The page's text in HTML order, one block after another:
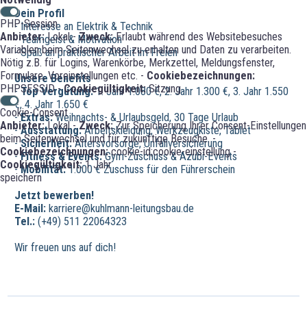
PHP-Session
Anbieter:Lokal -Zweck:Erlaubt während des Websitebesuches
Variablen beim Seitenwechsel zu erhalten und Daten zu verarbeiten.
Nötig z.B. für Logins, Warenkörbe, Merkzettel, Meldungsfenster,
Formulare, Voreinstellungen etc. - Cookiebezeichnungen:
PHPSESSID -Cookiegültigkeit:Sitzung
Cookie-Consent
Anbieter:Lokal -Zweck:Zur Speicherung Ihrer Consent-Einstellungen
beim Seitenwechsel und für zukünftige Besuche. -
Cookiebezeichnungen:cookie-id;cookie-einstellung -
Cookiegültigkeit:1 Jahr
speichern
Dein Profil
- Interesse an Elektrik & Technik
- Teamgeist & Motivation
- Spaß an praktischer Arbeit im Freien
Unsere Benefits
-Top Vergütung:1. Jahr 1.080 €, 2. Jahr 1.300 €, 3. Jahr 1.550
€, 4. Jahr 1.650 €
-Extras:Weihnachts- & Urlaubsgeld, 30 Tage Urlaub
-Ausstattung:Arbeitskleidung, Werkzeugkiste, Tablet
-Sicherheit:Altersvorsorge, Unfallversicherung
-Fitness & Events:Gym-Zuschuss & Azubi-Events
-Mobilität:1.000 € Zuschuss für den Führerschein
Jetzt bewerben!
E-Mail:karriere@kuhlmann-leitungsbau.de
Tel.:(+49) 511 22064323
Wir freuen uns auf dich!